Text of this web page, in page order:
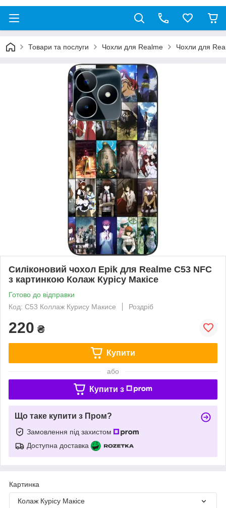
Товари та послуги Чохли для Realme Чохли для
Силіконовий чохол Epik для Realme C53 NFC
з картинкою Колаж Курісу Макісе
Готово до відправки
Код: C53 Коллаж Курису Макисе
Роздріб
220 ₴
Купити
або
Купити з
Що таке купити з Пром?
Замовлення під захистом
Доступна доставка
Картинка
Колаж Курісу Макісе